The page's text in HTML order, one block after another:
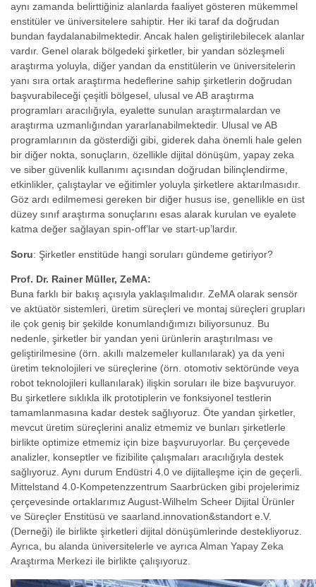
aynı zamanda belirttiğiniz alanlarda faaliyet gösteren mükemmel
enstitüler ve üniversitelere sahiptir. Her iki taraf da doğrudan
bundan faydalanabilmektedir. Ancak halen geliştirilebilecek alanlar
vardır. Genel olarak bölgedeki şirketler, bir yandan sözleşmeli
araştırma yoluyla, diğer yandan da enstitülerin ve üniversitelerin
yanı sıra ortak araştırma hedeflerine sahip şirketlerin doğrudan
başvurabileceği çeşitli bölgesel, ulusal ve AB araştırma
programları aracılığıyla, eyalette sunulan araştırmalardan ve
araştırma uzmanlığından yararlanabilmektedir. Ulusal ve AB
programlarının da gösterdiği gibi, giderek daha önemli hale gelen
bir diğer nokta, sonuçların, özellikle dijital dönüşüm, yapay zeka
ve siber güvenlik kullanımı açısından doğrudan bilinçlendirme,
etkinlikler, çalıştaylar ve eğitimler yoluyla şirketlere aktarılmasıdır.
Göz ardı edilmemesi gereken bir diğer husus ise, genellikle en üst
düzey sınıf araştırma sonuçlarını esas alarak kurulan ve eyalete
katma değer sağlayan spin-off’lar ve start-up’lardır.
Soru: Şirketler enstitüde hangi soruları gündeme getiriyor?
Prof. Dr. Rainer Müller, ZeMA:
Buna farklı bir bakış açısıyla yaklaşılmalıdır. ZeMA olarak sensör
ve aktüatör sistemleri, üretim süreçleri ve montaj süreçleri grupları
ile çok geniş bir şekilde konumlandığımızı biliyorsunuz. Bu
nedenle, şirketler bir yandan yeni ürünlerin araştırılması ve
geliştirilmesine (örn. akıllı malzemeler kullanılarak) ya da yeni
üretim teknolojileri ve süreçlerine (örn. otomotiv sektöründe veya
robot teknolojileri kullanılarak) ilişkin soruları ile bize başvuruyor.
Bu şirketlere sıklıkla ilk prototiplerin ve fonksiyonel testlerin
tamamlanmasına kadar destek sağlıyoruz. Öte yandan şirketler,
mevcut üretim süreçlerini analiz etmemiz ve bunları şirketlerle
birlikte optimize etmemiz için bize başvuruyorlar. Bu çerçevede
analizler, konseptler ve fizibilite çalışmaları aracılığıyla destek
sağlıyoruz. Aynı durum Endüstri 4.0 ve dijitalleşme için de geçerli.
Mittelstand 4.0-Kompetenzzentrum Saarbrücken gibi projelerimiz
çerçevesinde ortaklarımız August-Wilhelm Scheer Dijital Ürünler
ve Süreçler Enstitüsü ve saarland.innovation&standort e.V.
(Derneği) ile birlikte şirketleri dijital dönüşümlerinde destekliyoruz.
Ayrıca, bu alanda üniversitelerle ve ayrıca Alman Yapay Zeka
Araştırma Merkezi ile birlikte çalışıyoruz.